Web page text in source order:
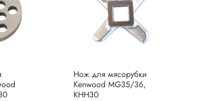
Нож для мясорубки
Kenwood MG35/36,
KHH30